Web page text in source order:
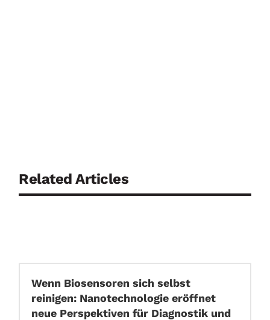
Related Articles
Wenn Biosensoren sich selbst
reinigen: Nanotechnologie eröffnet
neue Perspektiven für Diagnostik und